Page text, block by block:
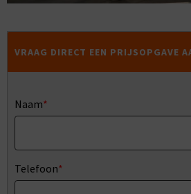
VRAAG DIRECT EEN PRIJSOPGAVE
Naam*
Telefoon*